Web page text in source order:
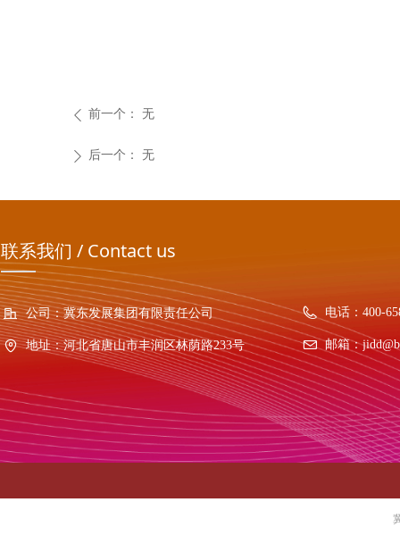
ꄴ 前一个： 无
ꄲ 后一个： 无
联系我们 / Contact us
公司：冀东发展集团有限责任公司
地址：河北省唐山市丰润区林荫路233号
电话： 400-
邮箱：